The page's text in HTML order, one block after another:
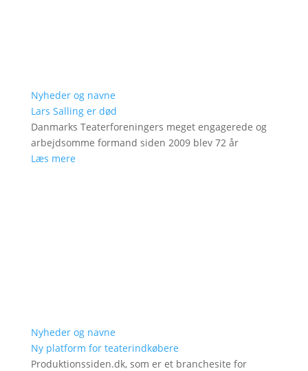
Nyheder og navne
Lars Salling er død
Danmarks Teaterforeningers meget engagerede og
arbejdsomme formand siden 2009 blev 72 år
Læs mere
Nyheder og navne
Ny platform for teaterindkøbere
Produktionssiden.dk, som er et branchesite for